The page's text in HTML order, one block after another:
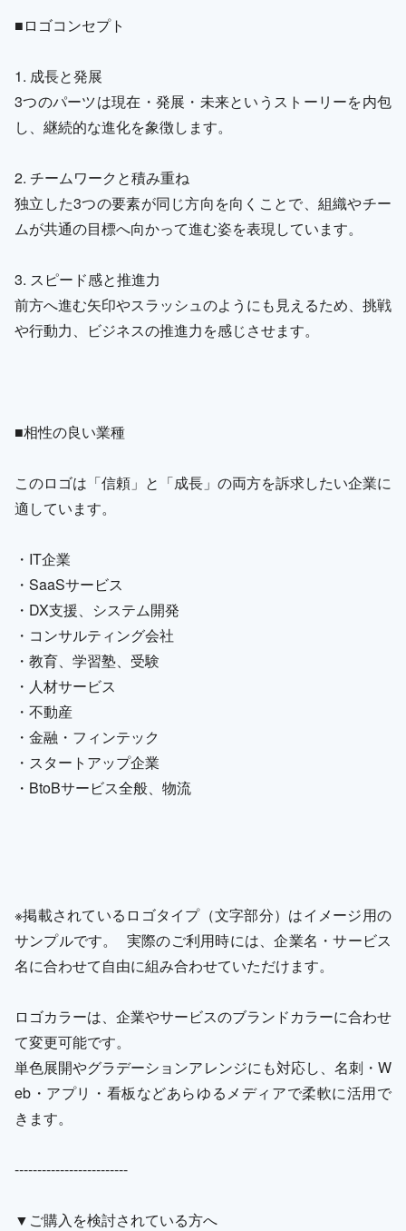
■ロゴコンセプト
1. 成長と発展
3つのパーツは現在・発展・未来というストーリーを内包
し、継続的な進化を象徴します。
2. チームワークと積み重ね
独立した3つの要素が同じ方向を向くことで、組織やチー
ムが共通の目標へ向かって進む姿を表現しています。
3. スピード感と推進力
前方へ進む矢印やスラッシュのようにも見えるため、挑戦
や行動力、ビジネスの推進力を感じさせます。
■相性の良い業種
このロゴは「信頼」と「成長」の両方を訴求したい企業に
適しています。
・IT企業
・SaaSサービス
・DX支援、システム開発
・コンサルティング会社
・教育、学習塾、受験
・人材サービス
・不動産
・金融・フィンテック
・スタートアップ企業
・BtoBサービス全般、物流
※掲載されているロゴタイプ（文字部分）はイメージ用の
サンプルです。 実際のご利用時には、企業名・サービス
名に合わせて自由に組み合わせていただけます。
ロゴカラーは、企業やサービスのブランドカラーに合わせ
て変更可能です。
単色展開やグラデーションアレンジにも対応し、名刺・W
eb・アプリ・看板などあらゆるメディアで柔軟に活用で
きます。
-------------------------
▼ご購入を検討されている方へ